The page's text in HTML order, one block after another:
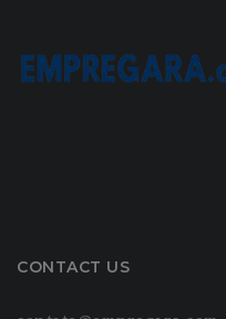
CONTACT US